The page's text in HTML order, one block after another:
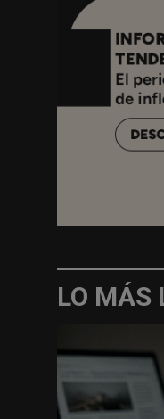
LO MÁS